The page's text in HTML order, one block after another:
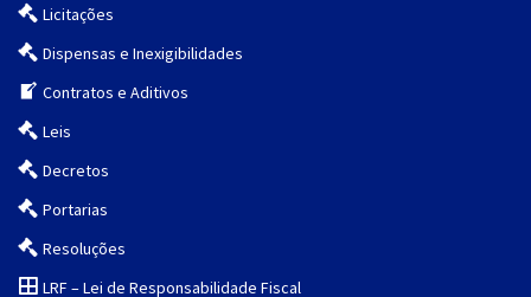
Licitações
Dispensas e Inexigibilidades
Contratos e Aditivos
Leis
Decretos
Portarias
Resoluções
LRF – Lei de Responsabilidade Fiscal